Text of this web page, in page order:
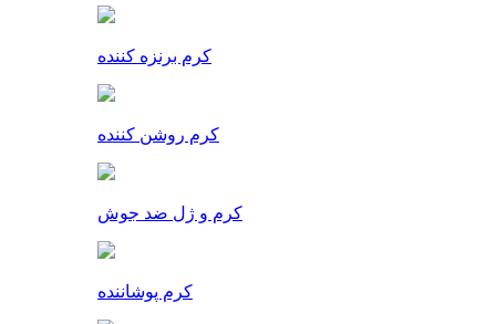
کرم برنزه کننده
کرم روشن کننده
کرم و ژل ضد جوش
کرم پوشاننده